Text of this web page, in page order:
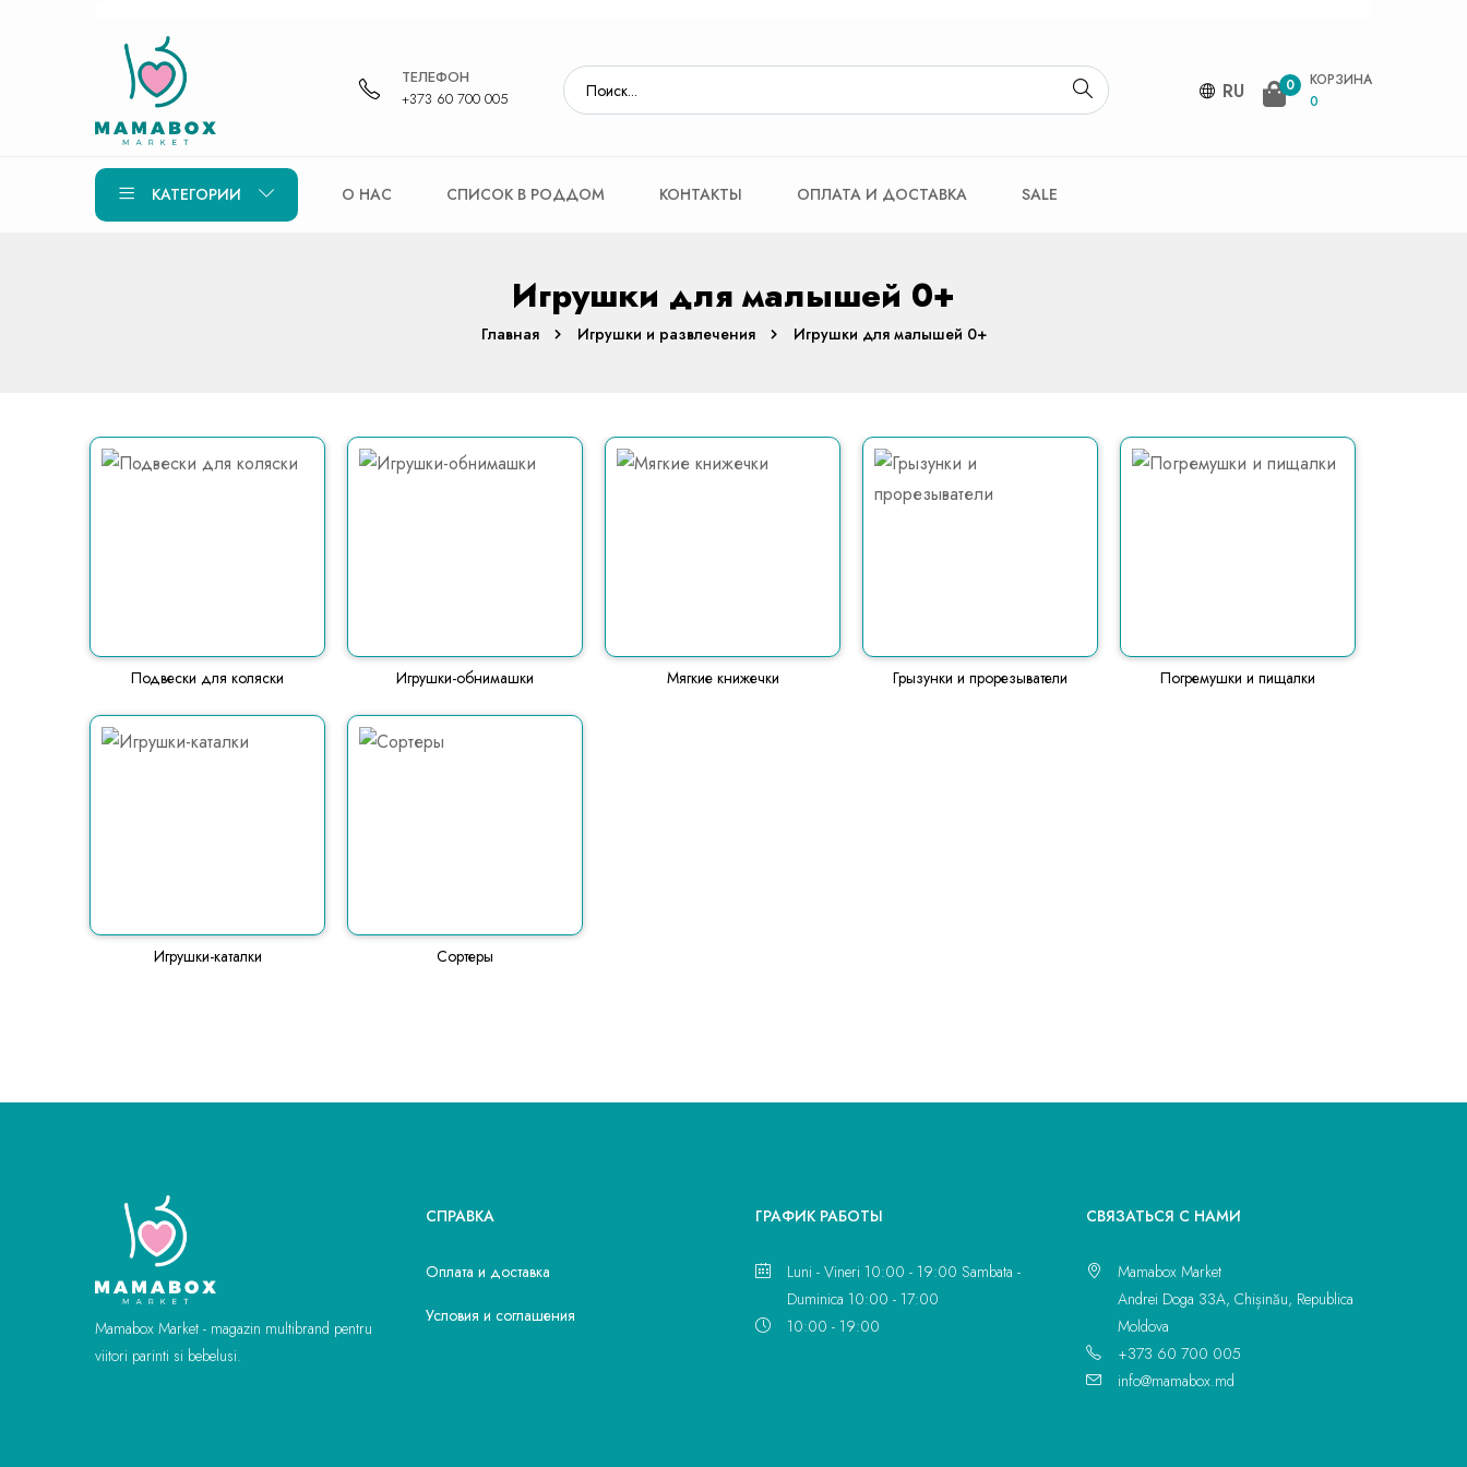
ТЕЛЕФОН
+373 60 700 005
RU 0
КОРЗИНА
0
КАТЕГОРИИ О НАС СПИСОК В РОДДОМ КОНТАКТЫ ОПЛАТА И ДОСТАВКА SALE
Игрушки для малышей 0+
Главная Игрушки и развлечения Игрушки для малышей 0+
Подвески для коляски Игрушки-обнимашки Мягкие книжечки Грызунки и прорезыватели Погремушки и пищалки
Игрушки-каталки Сортеры
Mamabox Market - magazin multibrand pentru
viitori parinti si bebelusi.
СПРАВКА
Оплата и доставка
Условия и соглашения
ГРАФИК РАБОТЫ
Luni - Vineri 10:00 - 19:00 Sambata -
Duminica 10:00 - 17:00
10:00 - 19:00
CВЯЗАТЬСЯ С НАМИ
Mamabox Market
Andrei Doga 33A, Chișinău, Republica
Moldova
+373 60 700 005
info@mamabox.md